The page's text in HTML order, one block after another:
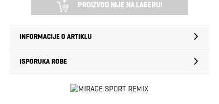
PROIZVOD NIJE NA LAGERU!
INFORMACIJE O ARTIKLU
ISPORUKA ROBE